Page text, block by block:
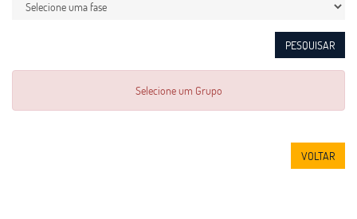
PESQUISAR
Selecione um Grupo
VOLTAR